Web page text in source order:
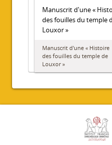
Manuscrit d'une «
des fouilles du temple
Louxor »
Manuscrit d'une « Histoire
des fouilles du temple de
Louxor »